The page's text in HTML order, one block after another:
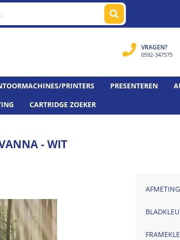
VRAGEN?
0592-347575
PRINTERS PRESENTEREN
CARTRIDGE ZOEKER
- WIT
AFMETING